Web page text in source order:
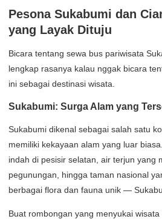
Pesona Sukabumi dan
yang Layak Dituju
Bicara tentang sewa bus pariwisata
lengkap rasanya kalau nggak bicara
ini sebagai destinasi wisata.
Sukabumi: Surga Alam yang
Sukabumi dikenal sebagai salah satu
memiliki kekayaan alam yang luar
indah di pesisir selatan, air terjun yang
pegunungan, hingga taman nasional
berbagai flora dan fauna unik —
Buat rombongan yang menyukai